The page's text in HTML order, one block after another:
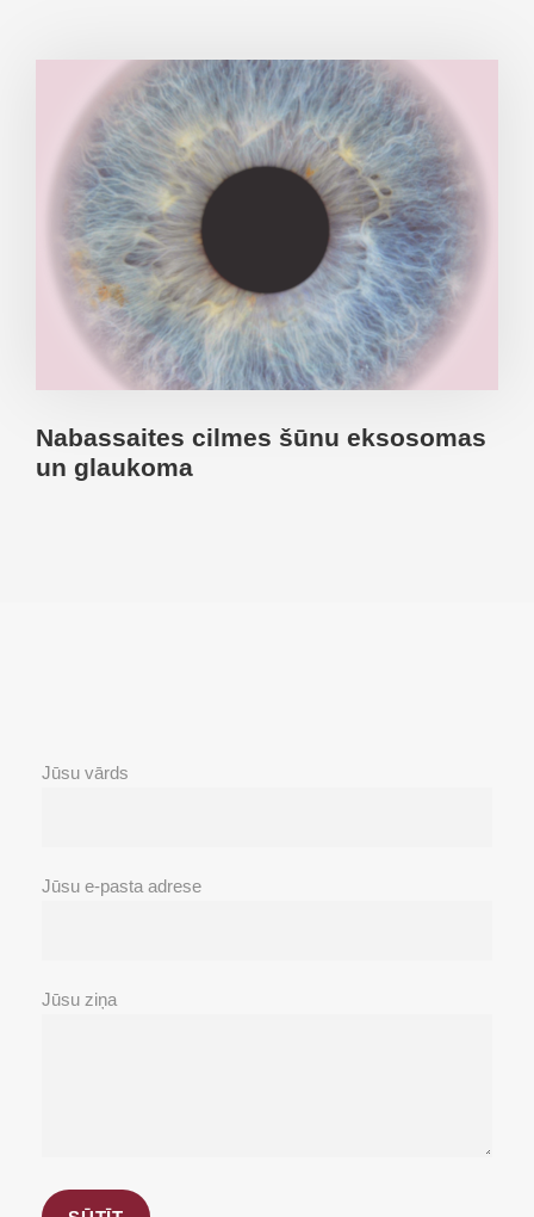
Nabassaites cilmes šūnu eksosomas
un glaukoma
Jūsu vārds
Jūsu e-pasta adrese
Jūsu ziņa